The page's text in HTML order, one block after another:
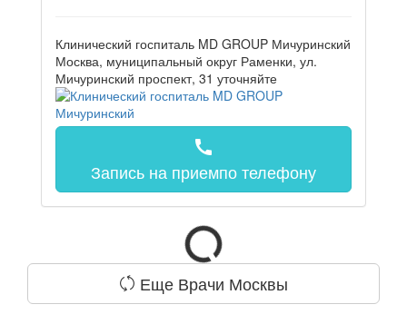
Клинический госпиталь MD GROUP Мичуринский
Москва, муниципальный округ Раменки, ул.
Мичуринский проспект, 31 уточняйте
call
Запись на приемпо телефону
Еще Врачи Москвы